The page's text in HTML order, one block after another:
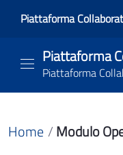
Piattaforma
Piattaforma
Piattaforma
Home